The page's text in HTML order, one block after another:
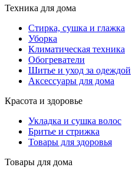
Техника для дома
Стирка, сушка и глажка
Уборка
Климатическая техника
Обогреватели
Шитье и уход за одеждой
Аксессуары для дома
Красота и здоровье
Укладка и сушка волос
Бритье и стрижка
Товары для здоровья
Товары для дома